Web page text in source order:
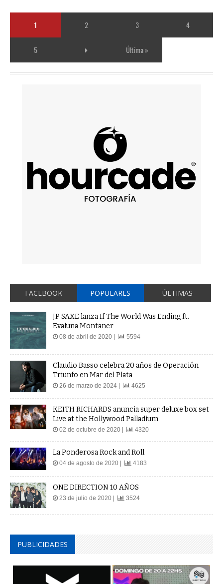
1 2 3 4
5 Última »
FACEBOOK POPULARES ÚLTIMAS
JP SAXE lanza If The World Was Ending ft.
Evaluna Montaner
08 de abril de 2020 | 5594
Claudio Basso celebra 20 años de Operación
Triunfo en Mar del Plata
26 de marzo de 2024 | 4625
KEITH RICHARDS anuncia super deluxe box set
Live at the Hollywood Palladium
02 de octubre de 2020 | 4320
La Ponderosa Rock and Roll
04 de agosto de 2020 | 4183
ONE DIRECTION 10 AÑOS
23 de julio de 2020 | 3524
PUBLICIDADES